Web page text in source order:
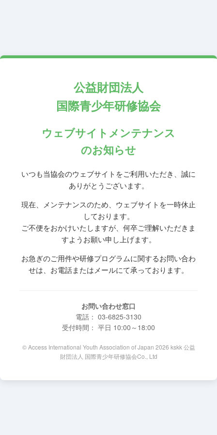
公益財団法人
国際青少年研修協会
ウェブサイトメンテナンス
のお知らせ
いつも当協会のウェブサイトをご利用いただき、誠に
ありがとうございます。
現在、メンテナンスのため、ウェブサイトを一時休止
しております。
ご不便をおかけいたしますが、何卒ご理解いただきま
すようお願い申し上げます。
お急ぎのご用件や研修プログラムに関するお問い合わ
せは、お電話またはメールにて承っております。
お問い合わせ窓口
電話： 03-6825-3130
受付時間： 平日 10:00～18:00
© Access International Youth Association of Japan 2026 kskk 公益
財団法人 国際青少年研修協会Co., Ltd